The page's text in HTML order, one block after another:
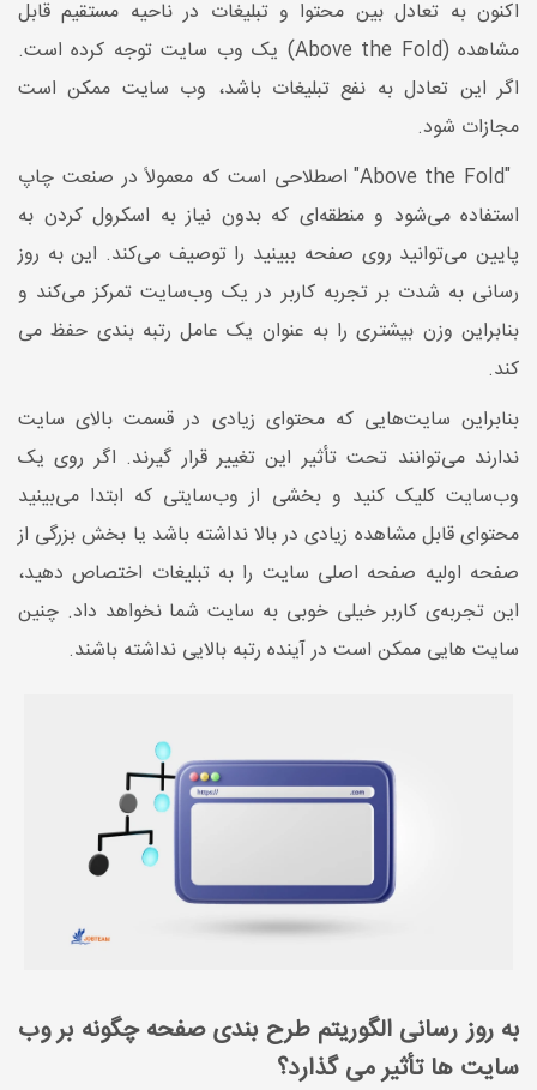
اکنون به تعادل بین محتوا و تبلیغات در ناحیه مستقیم قابل
مشاهده (Above the Fold) یک وب سایت توجه کرده است.
اگر این تعادل به نفع تبلیغات باشد، وب سایت ممکن است
مجازات شود.
"Above the Fold" اصطلاحی است که معمولاً در صنعت چاپ
استفاده می‌شود و منطقه‌ای که بدون نیاز به اسکرول کردن به
پایین می‌توانید روی صفحه ببینید را توصیف می‌کند. این به روز
رسانی به شدت بر تجربه کاربر در یک وب‌سایت تمرکز می‌کند و
بنابراین وزن بیشتری را به عنوان یک عامل رتبه بندی حفظ می
کند.
بنابراین سایت‌هایی که محتوای زیادی در قسمت بالای سایت
ندارند می‌توانند تحت تأثیر این تغییر قرار گیرند. اگر روی یک
وب‌سایت کلیک کنید و بخشی از وب‌سایتی که ابتدا می‌بینید
محتوای قابل مشاهده زیادی در بالا نداشته باشد یا بخش بزرگی از
صفحه اولیه صفحه اصلی سایت را به تبلیغات اختصاص دهید،
این تجربه‌ی کاربر خیلی خوبی به سایت شما نخواهد داد. چنین
سایت هایی ممکن است در آینده رتبه بالایی نداشته باشند.
به روز رسانی الگوریتم طرح بندی صفحه چگونه بر وب
سایت ها تأثیر می گذارد؟